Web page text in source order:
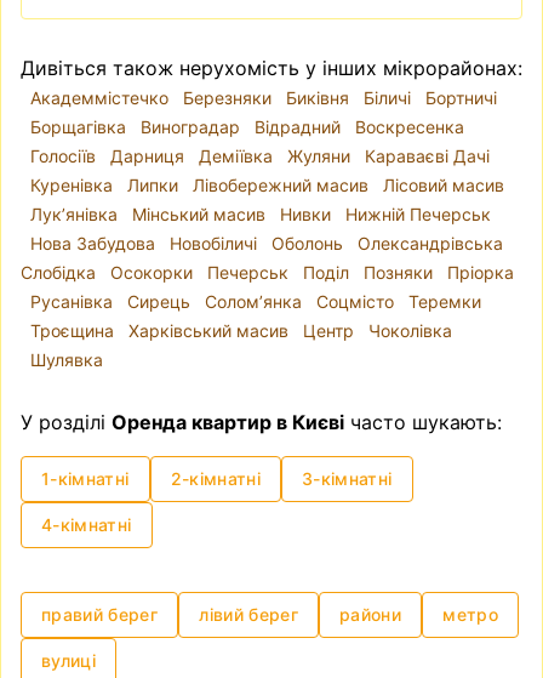
ключові офіси, державні установи та бізнес-
Окрім того, Печерськ має особливу
атмосферу, створену поєднанням
багатовікової історії та сучасної архітектури,
якої неможливо відчути в інших районах
Києва.
Як вигідно орендувати квартиру на Печерську
на тривалий термін за допомогою realt.ua?
Якщо вас цікавить довгострокова оренда
квартири, Печерськ — це район, у якому ви
почуватиметеся максимально комфортно. А за
допомогою порталу country.ua можна легко
за вигідною ціною.
На сайті представлено багато актуальних
оголошень з детальними описами,
фотографіями, відеооглядами та контактами
власників нерухомості, з якими можна
пошуку легко підібрати варіант за ціною,
площею та кількістю кімнат.
За допомогою realt.ua можна недорого
Дивіться також нерухомість у інших мікрорайонах:
Академмістечко Березняки Биківня Біличі
Бортничі
Борщагівка
Виноградар Відрадний
Воскресенка
Голосіїв
Дарниця Деміївка Жуляни
Караваєві Дачі
Куренівка
Липки Лівобережний масив
Лісовий масив
Лук’янівка
Мінський масив Нивки
Нижній Печерськ
Нова Забудова
Новобіличі Оболонь
Олександрівська
Слобідка
Осокорки Печерськ Поділ Позняки
Пріорка
Русанівка
Сирець Солом’янка Соцмісто
Теремки
Троєщина
Харківський масив Центр
Чоколівка
Шулявка
У розділі Оренда квартир в Києві часто шукають:
1-кімнатні 2-кімнатні 3-кімнатні
4-кімнатні
правий берег лівий берег райони метро
вулиці